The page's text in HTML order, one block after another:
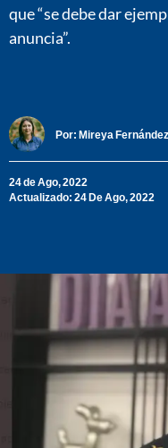
que “se debe dar
anuncia”.
Por: Mireya
24 de Ago, 2022
Actualizado: 24 De Ago, 2022